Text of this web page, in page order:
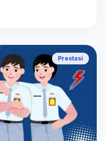
Prestasi